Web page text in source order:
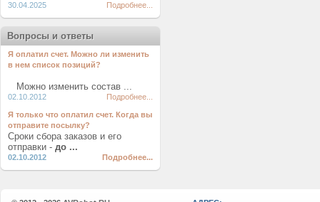
30.04.2025
Подробнее...
Вопросы и ответы
Я оплатил счет. Можно ли изменить
в нем список позиций?
Можно изменить состав ...
02.10.2012 Подробнее...
Я только что оплатил счет. Когда вы
отправите посылку?
Сроки сбора заказов и его
отправки - до ...
02.10.2012 Подробнее...